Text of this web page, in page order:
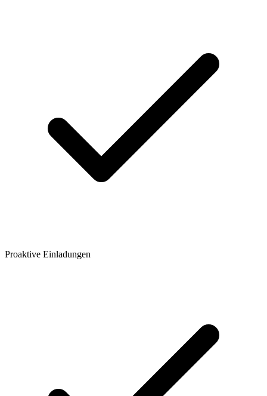
Proaktive Einladungen